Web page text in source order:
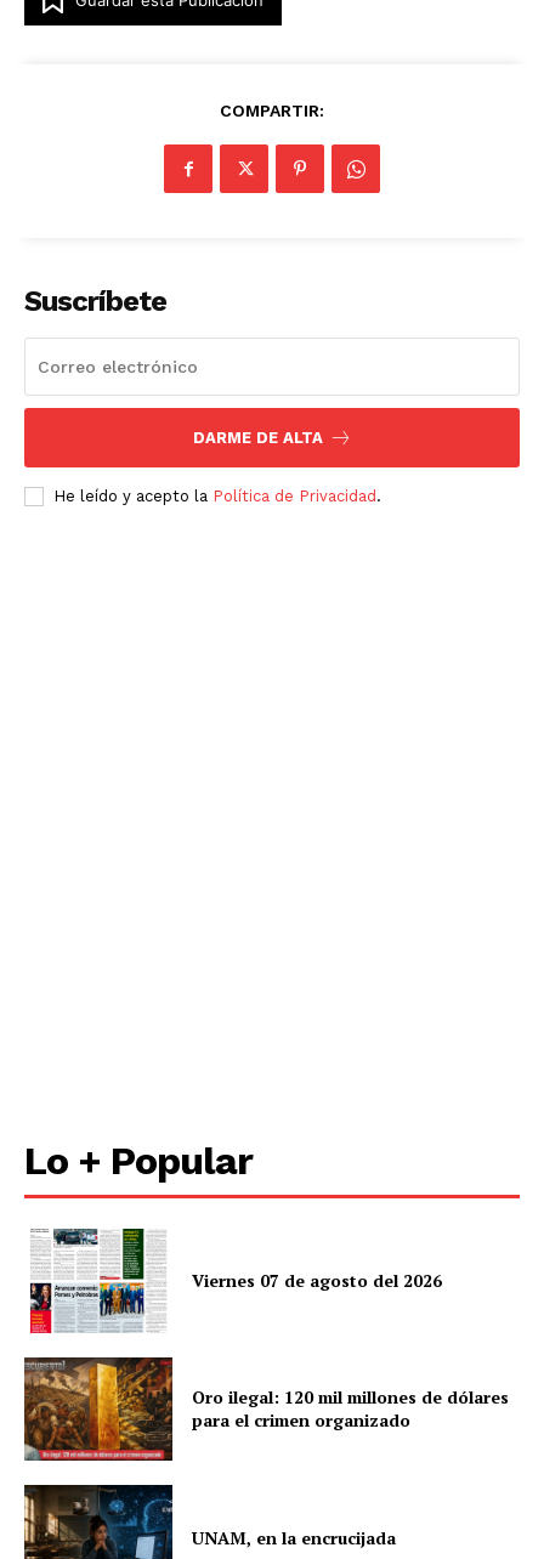
COMPARTIR:
Suscríbete
DARME DE ALTA
He leído y acepto la Política de Privacidad .
Lo + Popular
Viernes 07 de agosto del 2026
Oro ilegal: 120 mil millones de dólares
para el crimen organizado
UNAM, en la encrucijada